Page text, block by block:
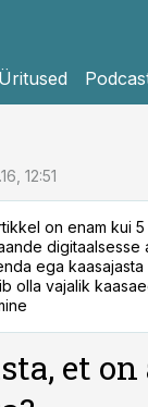
Üritused
12:51
on enam kui 5
digitaalsesse
ega
olla vajalik
et on